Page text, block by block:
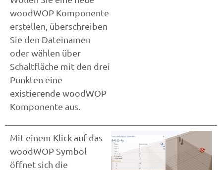
woodWOP Komponente
erstellen, überschreiben
Sie den Dateinamen
oder wählen über
Schaltfläche mit den drei
Punkten eine
existierende woodWOP
Komponente aus.
Mit einem Klick auf das
woodWOP Symbol
öffnet sich die